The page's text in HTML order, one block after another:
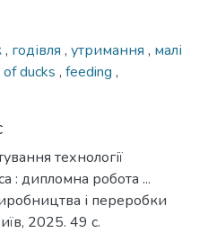
, годівля , утримання , малі
ducks , feeding ,
технології
: дипломна робота ...
і переробки
2025. 49 с.